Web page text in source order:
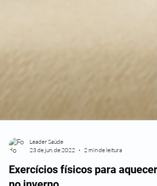
Leader Saúde
23 de jun. de 2022
2 min de leitura